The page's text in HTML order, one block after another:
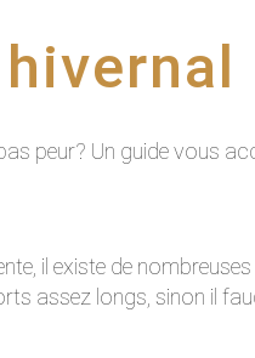
peur? Un guide vous
il existe de
assez longs, sinon il